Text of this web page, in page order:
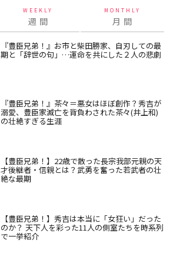
WEEKLY
週 間
MONTHLY
月 間
『豊臣兄弟！』お市と柴田勝家、自刃しての最
期と「辞世の句」…運命を共にした２人の悲劇
『豊臣兄弟！』茶々＝悪女はほぼ創作？秀吉が
溺愛、豊臣家滅亡を背負わされた茶々(井上和)
の壮絶すぎる生涯
【豊臣兄弟！】22歳で散った長宗我部元親の天
才後継者・信親とは？武勇を奮った若武者の壮
絶な最期
【豊臣兄弟！】秀吉は本当に「女狂い」だった
のか？ 天下人を彩った11人の側室たちを時系列
で一挙紹介